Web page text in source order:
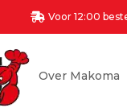
Voor 12:00
Over Makoma